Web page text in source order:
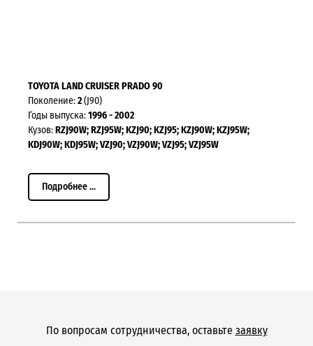
TOYOTA LAND CRUISER PRADO 90
Поколение:2(J90)
Годы выпуска:1996 - 2002
Кузов:RZJ90W; RZJ95W; KZJ90; KZJ95; KZJ90W; KZJ95W;
KDJ90W; KDJ95W; VZJ90; VZJ90W; VZJ95; VZJ95W
Подробнее ...
По вопросам сотрудничества, оставьте заявку